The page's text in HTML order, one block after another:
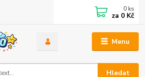
Menu
Hledat
0 ks
za 0 Kč